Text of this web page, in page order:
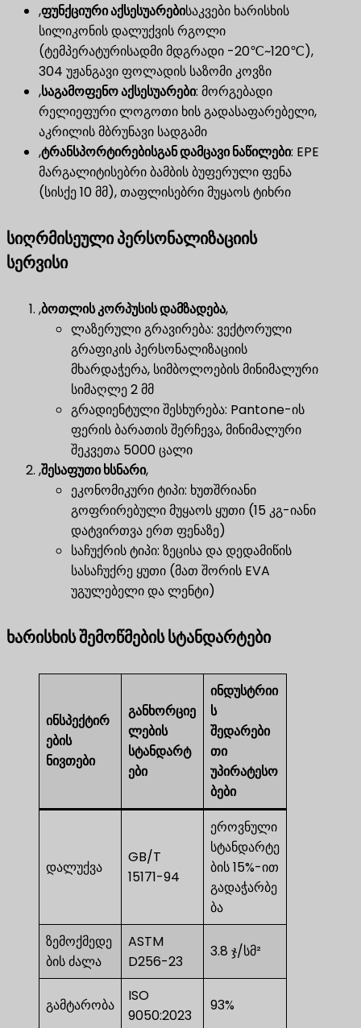
,ფუნქციური აქსესუარებისაკვები ხარისხის
სილიკონის დალუქვის რგოლი
(ტემპერატურისადმი მდგრადი -20℃~120℃),
304 უჟანგავი ფოლადის საზომი კოვზი
,საგამოფენო აქსესუარები​: მორგებადი
რელიეფური ლოგოთი ხის გადასაფარებელი,
აკრილის მბრუნავი სადგამი
,ტრანსპორტირებისგან დამცავი ნაწილები​: EPE
მარგალიტისებრი ბამბის ბუფერული ფენა
(სისქე 10 მმ), თაფლისებრი მუყაოს ტიხრი
სიღრმისეული პერსონალიზაციის
სერვისი
,ბოთლის კორპუსის დამზადება,
ლაზერული გრავირება: ვექტორული
გრაფიკის პერსონალიზაციის
მხარდაჭერა, სიმბოლოების მინიმალური
სიმაღლე 2 მმ
გრადიენტული შესხურება: Pantone-ის
ფერის ბარათის შერჩევა, მინიმალური
შეკვეთა 5000 ცალი
,შესაფუთი ხსნარი,
ეკონომიკური ტიპი: ხუთშრიანი
გოფრირებული მუყაოს ყუთი (15 კგ-იანი
დატვირთვა ერთ ფენაზე)
საჩუქრის ტიპი: ზეცისა და დედამიწის
სასაჩუქრე ყუთი (მათ შორის EVA
უგულებელი და ლენტი)
ხარისხის შემოწმების სტანდარტები
ინსპექტირ
ების
ნივთები
განხორციე
ლების
სტანდარტ
ები
ინდუსტრიი
ს
შედარები
თი
უპირატესო
ბები
დალუქვა
GB/T
15171-94
ეროვნული
სტანდარტე
ბის 15%-ით
გადაჭარბე
ბა
ზემოქმედე
ბის ძალა
ASTM
D256-23
3.8 ჯ/სმ²
გამტარობა
ISO
9050:2023
93%